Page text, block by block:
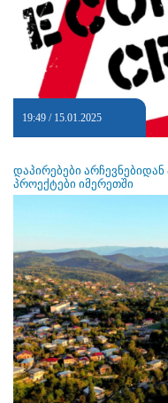
19:49 / 15.01.2025
დაპირებები
პროექტები იმერეთში